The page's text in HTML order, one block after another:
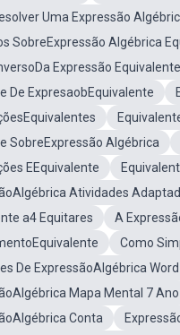
Uma Expressão
SobreExpressão Algébrica
Expressão Equivalente
De ExpresaobEquivalente
SobreExpressão Algébrica
EEquivalente
Atividades
a4 Equitares
A
Como
De ExpressãoAlgébrica Word
Mapa Mental 7 Ano
Conta